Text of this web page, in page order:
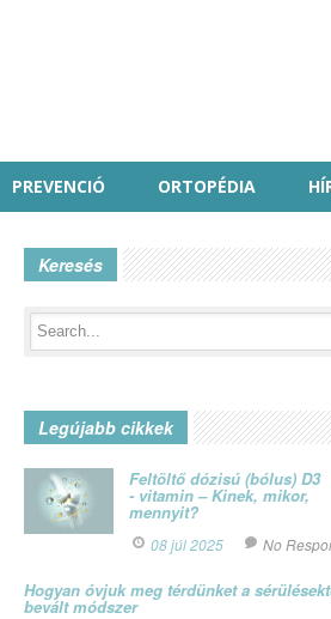
PREVENCIÓ ORTOPÉDIA
Keresés
Legújabb cikkek
Feltöltő dózisú (bólus) D3
- vitamin – Kinek, mikor,
mennyit?
08 júl 2025 No
Hogyan óvjuk meg térdünket a
bevált módszer